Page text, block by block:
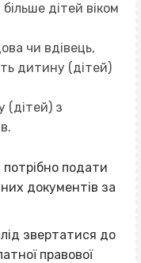
дітей віком
чи вдівець,
дитину (дітей)
(дітей) з
подати
документів за
звертатися до
правової